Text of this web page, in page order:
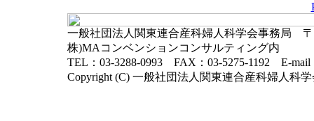
一般社団法人関東連合産科婦人科学会事務局 〒
株)MAコンベンションコンサルティング内
TEL：03-3288-0993 FAX：03-5275-1192 E-mail
Copyright (C) 一般社団法人関東連合産科婦人科